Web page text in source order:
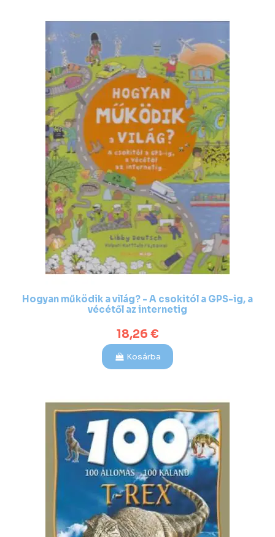
Hogyan működik a világ? - A csokitól a GPS-ig, a
vécétől az internetig
18,26 €
Kosárba